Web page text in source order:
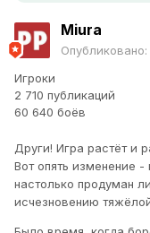
Miura
Опубликовано:
Игроки
2 710 публикаций
60 640 боёв
Други! Игра растёт и
Вот опять изменение
настолько продуман
исчезновению